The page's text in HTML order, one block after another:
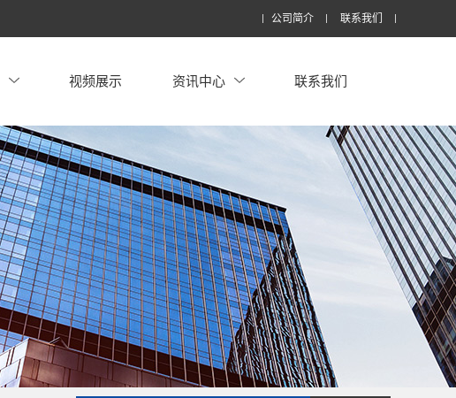
公司简介 联系我们
视频展示 资讯中心 联系我们